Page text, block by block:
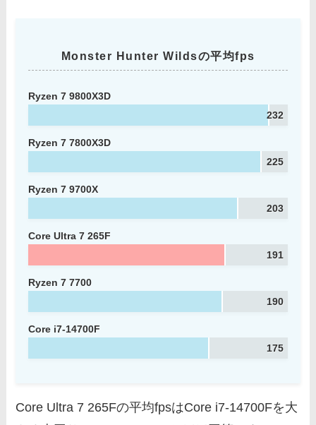
Monster Hunter Wildsの平均fps
Ryzen 7 9800X3D
232
Ryzen 7 7800X3D
225
Ryzen 7 9700X
203
Core Ultra 7 265F
191
Ryzen 7 7700
190
Core i7-14700F
175
Core Ultra 7 265Fの平均fpsはCore i7-14700Fを大